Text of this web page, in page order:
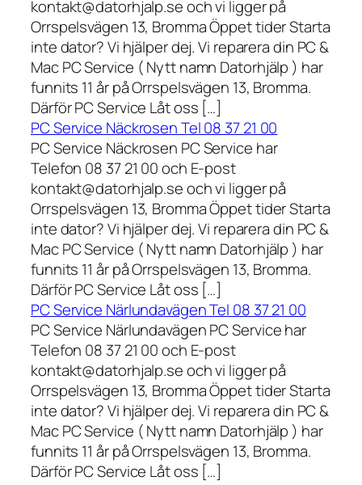
kontakt@datorhjalp.se och vi ligger på
Orrspelsvägen 13, Bromma Öppet tider Starta
inte dator? Vi hjälper dej. Vi reparera din PC &
Mac PC Service ( Nytt namn Datorhjälp ) har
funnits 11 år på Orrspelsvägen 13, Bromma.
Därför PC Service Låt oss […]
PC Service Näckrosen Tel 08 37 21 00
PC Service Näckrosen PC Service har
Telefon 08 37 21 00 och E-post
kontakt@datorhjalp.se och vi ligger på
Orrspelsvägen 13, Bromma Öppet tider Starta
inte dator? Vi hjälper dej. Vi reparera din PC &
Mac PC Service ( Nytt namn Datorhjälp ) har
funnits 11 år på Orrspelsvägen 13, Bromma.
Därför PC Service Låt oss […]
PC Service Närlundavägen Tel 08 37 21 00
PC Service Närlundavägen PC Service har
Telefon 08 37 21 00 och E-post
kontakt@datorhjalp.se och vi ligger på
Orrspelsvägen 13, Bromma Öppet tider Starta
inte dator? Vi hjälper dej. Vi reparera din PC &
Mac PC Service ( Nytt namn Datorhjälp ) har
funnits 11 år på Orrspelsvägen 13, Bromma.
Därför PC Service Låt oss […]